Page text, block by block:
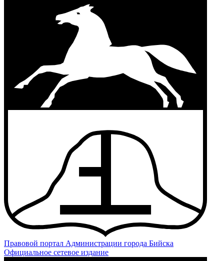
Правовой портал Администрации города Бийска
Официальное сетевое издание